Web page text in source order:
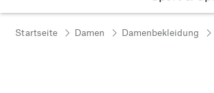
Startseite Damen Damenbekleidung